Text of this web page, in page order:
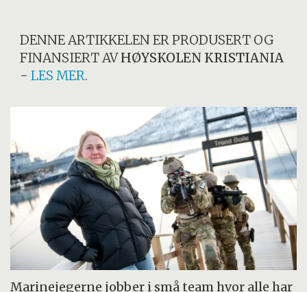
DENNE ARTIKKELEN ER PRODUSERT OG
FINANSIERT AVHØYSKOLEN KRISTIANIA
-LES MER.
Marinejegerne jobber i små team hvor alle har